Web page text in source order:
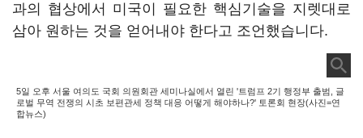
과의 협상에서 미국이 필요한 핵심기술을 지렛대로
삼아 원하는 것을 얻어내야 한다고 조언했습니다.
5일 오후 서울 여의도 국회 의원회관 세미나실에서 열린 '트럼프 2기 행정부 출범, 글
로벌 무역 전쟁의 시초 보편관세 정책 대응 어떻게 해야하나?' 토론회 현장(사진=연
합뉴스)